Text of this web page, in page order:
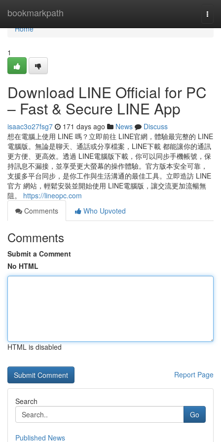
bookmarkpath
Home
Home
1
Download LINE Official for PC
– Fast & Secure LINE App
isaac3o27fsg7 171 days ago News
Discuss
想在電腦上使用 LINE 嗎？立即前往 LINE官網，體驗最完整的 LINE
電腦版。無論是聊天、通話或分享檔案，LINE下載 都能讓你的通訊
更方便、更高效。透過 LINE電腦版下載，你可以同步手機帳號，保
持訊息不漏接，並享受更大螢幕的操作體驗。官方版本安全可靠，
支援多平台同步，是你工作與生活溝通的最佳工具。立即造訪 LINE
官方 網站，輕鬆安裝並開始使用 LINE電腦版，讓交流更加流暢無
阻。 https://lineopc.com
Comments
Who Upvoted
Comments
Submit a Comment
No HTML
HTML is disabled
Report Page
Search
Go
Published News